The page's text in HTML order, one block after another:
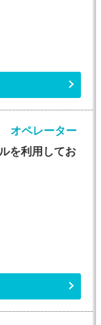
オペレーター
を利用してお